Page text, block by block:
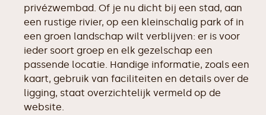
privézwembad. Of je nu dicht bij een stad, aan
een rustige rivier, op een kleinschalig park of in
een groen landschap wilt verblijven: er is voor
ieder soort groep en elk gezelschap een
passende locatie. Handige informatie, zoals een
kaart, gebruik van faciliteiten en details over de
ligging, staat overzichtelijk vermeld op de
website.